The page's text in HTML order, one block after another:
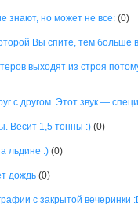
знают, но может не все: (0)
Вы спите, тем больше
выходят из строя
с другом. Этот звук —
Весит 1,5 тонны :) (0)
льдине :) (0)
дождь (0)
с закрытой вечеринки